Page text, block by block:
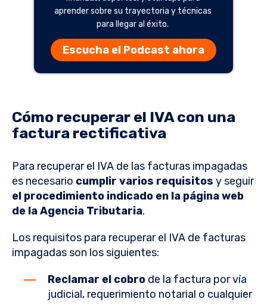
aprender sobre su trayectoria y técnicas
para llegar al éxito.
Escucha el Podcast ahora
Cómo recuperar el IVA con una
factura rectificativa
Para recuperar el IVA de las facturas impagadas
es necesario cumplir varios requisitos y seguir
el procedimiento indicado en la página web
de la Agencia Tributaria.
Los requisitos para recuperar el IVA de facturas
impagadas son los siguientes:
Reclamar el cobro de la factura por vía
judicial, requerimiento notarial o cualquier